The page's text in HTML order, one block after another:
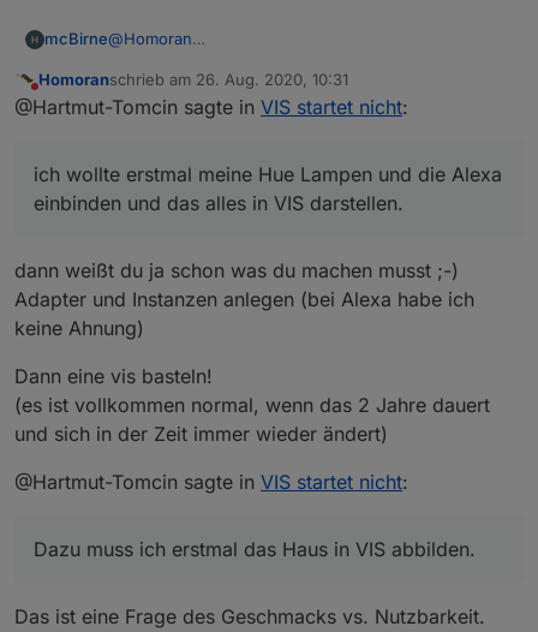
mcBirne@Homoran
einbinden und das alles in VIS darstellen.
Dazu muss ich erstmal das Haus in VIS abbilden.
Wenn der ecovacs t8 AIVI losfährt und es dunkel ist,
geht das Licht in dem Zimmer an.
werden kann, ist der FI Schalter raus und der
Kühlschrank hat keinen Strom. Dafür wäre eine Mail
oder so schön.
Aber wie gesagt, ich kenne die ganzen Möglichkeiten
noch nicht. Daher vielleicht ein Einsteigertutorial in
Nicht stören
Homoranschrieb am 26. Aug. 2020, 10:31
zuletzt editiert von
@Hartmut-Tomcin sagte in VIS startet nicht:
ich wollte erstmal meine Hue Lampen und die Alexa
einbinden und das alles in VIS darstellen.
dann weißt du ja schon was du machen musst ;-)
Adapter und Instanzen anlegen (bei Alexa habe ich
keine Ahnung)
Dann eine vis basteln!
(es ist vollkommen normal, wenn das 2 Jahre dauert
und sich in der Zeit immer wieder ändert)
@Hartmut-Tomcin sagte in VIS startet nicht:
Dazu muss ich erstmal das Haus in VIS abbilden.
Das ist eine Frage des Geschmacks vs. Nutzbarkeit.